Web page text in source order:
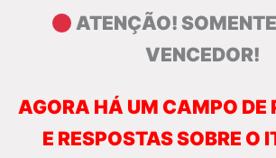
ATENÇÃO!
VENCEDOR!
AGORA HÁ UM CAMPO DE
E RESPOSTAS SOBRE O